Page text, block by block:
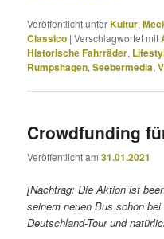
Veröffentlicht unterKultur,
Classico |Verschlagwortet mit
Historische Fahrräder,
Rumpshagen,Seebermedia,
Crowdfunding
Veröffentlicht am31.01.2021
[Nachtrag: Die Aktion ist
seinem neuen Bus schon
Deutschland-Tour und